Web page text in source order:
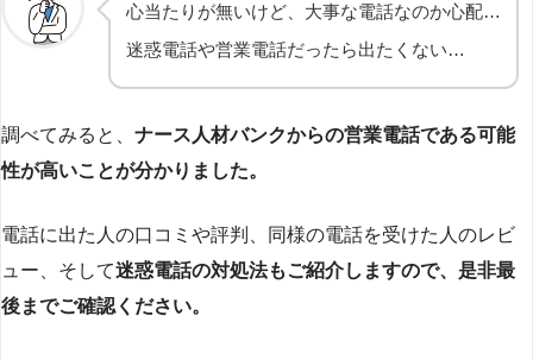
心当たりが無いけど、大事な電話なのか心配…
迷惑電話や営業電話だったら出たくない…
調べてみると、 ナース人材バンクからの営業電話である可能
性が高いことが分かりました。
電話に出た人の口コミや評判、同様の電話を受けた人のレビ
ュー、そして迷惑電話の対処法もご紹介しますので、是非最
後までご確認ください。